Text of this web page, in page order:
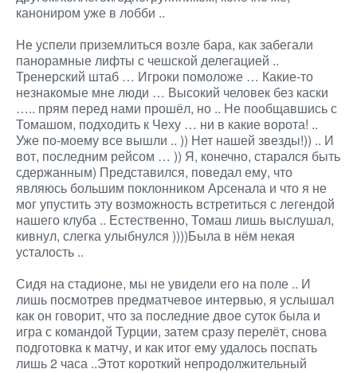
канониром уже в лобби ..
Не успели приземлиться возле бара, как забегали
панорамные лифты с чешской делегацией ..
Тренерский штаб … Игроки помоложе … Какие-то
незнакомые мне люди … Высокий человек без каски
….. прям перед нами прошёл, но .. Не пообщавшись с
Томашом, подходить к Чеху … ни в какие ворота! ..
Уже по-моему все вышли .. )) Нет нашей звезды!)) .. И
вот, последним рейсом … )) Я, конечно, старался быть
сдержанным) Представился, поведал ему, что
являюсь большим поклонником Арсенала и что я не
мог упустить эту возможность встретиться с легендой
нашего клуба .. Естественно, Томаш лишь выслушал,
кивнул, слегка улыбнулся ))))Была в нём некая
усталость ..
Сидя на стадионе, мы не увидели его на поле .. И
лишь посмотрев предматчевое интервью, я услышал
как он говорит, что за последние двое суток была и
игра с командой Турции, затем сразу перелёт, снова
подготовка к матчу, и как итог ему удалось поспать
лишь 2 часа ..Этот короткий непродолжительный